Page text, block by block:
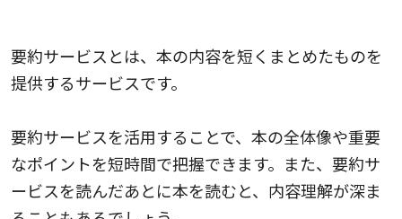
要約サービスとは、本の内容を短くまとめたものを
提供するサービスです。
要約サービスを活用することで、本の全体像や重要
なポイントを短時間で把握できます。また、要約サ
ービスを読んだあとに本を読むと、内容理解が深ま